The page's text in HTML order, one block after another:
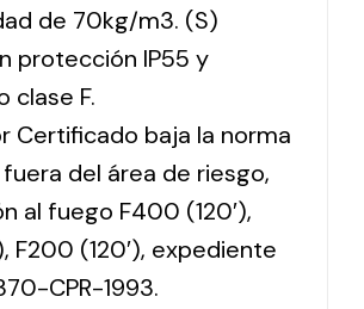
de 70kg/m3. (S)
protección IP55 y
clase F.
Certificado baja la norma
fuera del área de riesgo,
al fuego F400 (120′),
F200 (120′), expediente
CPR-1993.